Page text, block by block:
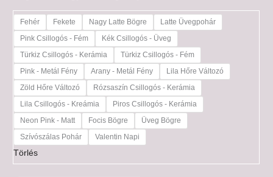
Fehér Fekete Nagy Latte Bögre
Latte Üvegpohár
Pink Csillogós - Fém
Kék Csillogós - Üveg
Türkiz Csillogós - Kerámia
Türkiz Csillogós - Fém
Pink - Metál Fény
Arany - Metál Fény
Lila Hőre Változó
Zöld Hőre Változó
Rózsaszín Csillogós - Kerámia
Lila Csillogós - Kreámia
Piros Csillogós - Kerámia
Neon Pink - Matt
Focis Bögre
Üveg Bögre
Szívószálas Pohár
Valentin Napi
Törlés